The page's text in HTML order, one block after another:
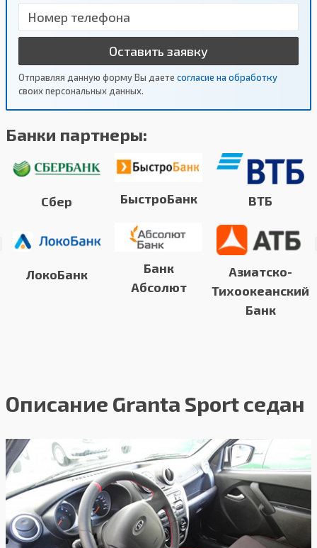
Оставить заявку
Отправляя данную форму Вы даете согласие на обработку
своих персональных данных.
Банки партнеры:
Сбер
ЛокоБанк
БыстроБанк
Банк
Абсолют
ВТБ
Азиатско-
Тихоокеанский
Банк
Описание Granta Sport седан